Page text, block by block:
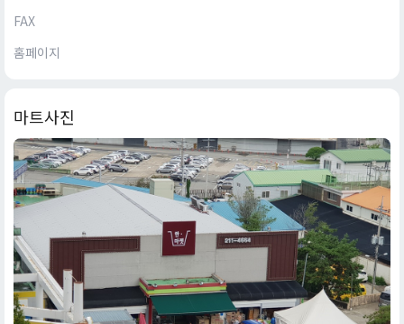
FAX
홈페이지
마트사진